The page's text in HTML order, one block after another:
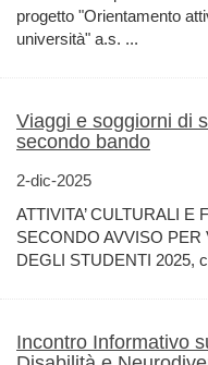
progetto "Orientamento
università" a.s. ...
Viaggi e soggiorni di
secondo bando
2-dic-2025
ATTIVITA’ CULTURALI
SECONDO AVVISO
DEGLI STUDENTI 2025,
Incontro Informativo